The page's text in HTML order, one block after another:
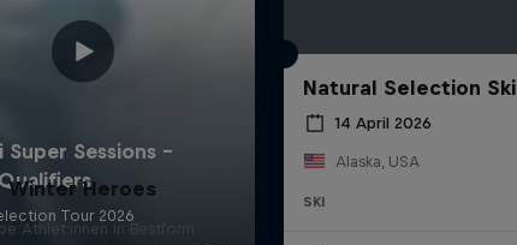
Natural Selection Ski
14 April 2026
Alaska, USA
SKI
Winter Heroes
Athlet:innen in Bestform